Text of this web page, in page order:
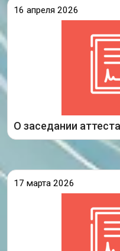
16 апреля 2026
О заседании
16 апреля
образования
осуществляющих
на
17 марта 2026
Опубликовано
заседания